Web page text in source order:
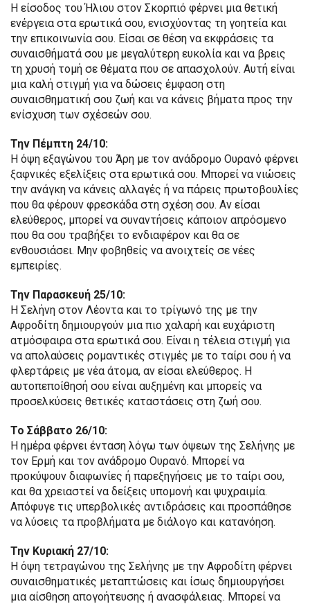
Η είσοδος του Ήλιου στον Σκορπιό φέρνει μια θετική
ενέργεια στα ερωτικά σου, ενισχύοντας τη γοητεία και
την επικοινωνία σου. Είσαι σε θέση να εκφράσεις τα
συναισθήματά σου με μεγαλύτερη ευκολία και να βρεις
τη χρυσή τομή σε θέματα που σε απασχολούν. Αυτή είναι
μια καλή στιγμή για να δώσεις έμφαση στη
συναισθηματική σου ζωή και να κάνεις βήματα προς την
ενίσχυση των σχέσεών σου.
Την Πέμπτη 24/10:
Η όψη εξαγώνου του Άρη με τον ανάδρομο Ουρανό φέρνει
ξαφνικές εξελίξεις στα ερωτικά σου. Μπορεί να νιώσεις
την ανάγκη να κάνεις αλλαγές ή να πάρεις πρωτοβουλίες
που θα φέρουν φρεσκάδα στη σχέση σου. Αν είσαι
ελεύθερος, μπορεί να συναντήσεις κάποιον απρόσμενο
που θα σου τραβήξει το ενδιαφέρον και θα σε
ενθουσιάσει. Μην φοβηθείς να ανοιχτείς σε νέες
εμπειρίες.
Την Παρασκευή 25/10:
Η Σελήνη στον Λέοντα και το τρίγωνό της με την
Αφροδίτη δημιουργούν μια πιο χαλαρή και ευχάριστη
ατμόσφαιρα στα ερωτικά σου. Είναι η τέλεια στιγμή για
να απολαύσεις ρομαντικές στιγμές με το ταίρι σου ή να
φλερτάρεις με νέα άτομα, αν είσαι ελεύθερος. Η
αυτοπεποίθησή σου είναι αυξημένη και μπορείς να
προσελκύσεις θετικές καταστάσεις στη ζωή σου.
Το Σάββατο 26/10:
Η ημέρα φέρνει ένταση λόγω των όψεων της Σελήνης με
τον Ερμή και τον ανάδρομο Ουρανό. Μπορεί να
προκύψουν διαφωνίες ή παρεξηγήσεις με το ταίρι σου,
και θα χρειαστεί να δείξεις υπομονή και ψυχραιμία.
Απόφυγε τις υπερβολικές αντιδράσεις και προσπάθησε
να λύσεις τα προβλήματα με διάλογο και κατανόηση.
Την Κυριακή 27/10:
Η όψη τετραγώνου της Σελήνης με την Αφροδίτη φέρνει
συναισθηματικές μεταπτώσεις και ίσως δημιουργήσει
μια αίσθηση απογοήτευσης ή ανασφάλειας. Μπορεί να